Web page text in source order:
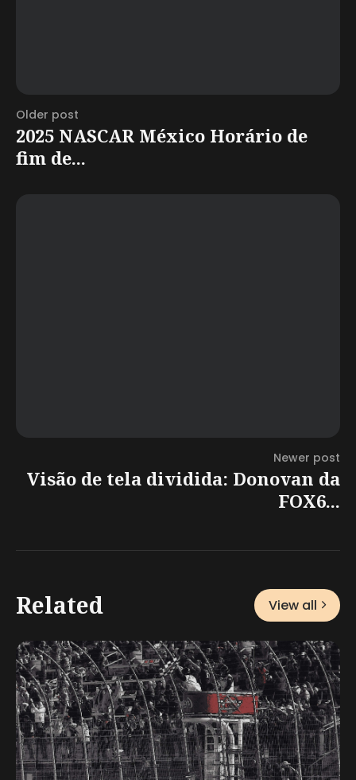
Older post
2025 NASCAR México Horário de
fim de...
Newer post
Visão de tela dividida: Donovan da
FOX6...
Related View all